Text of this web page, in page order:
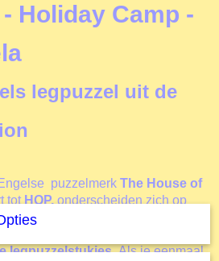
Holiday Camp -
legpuzzel uit de
puzzelmerk The House of
tot HOP, onderscheiden zich op
alle andere puzzelmerken.
legpuzzelstukjes. Als je eenmaal